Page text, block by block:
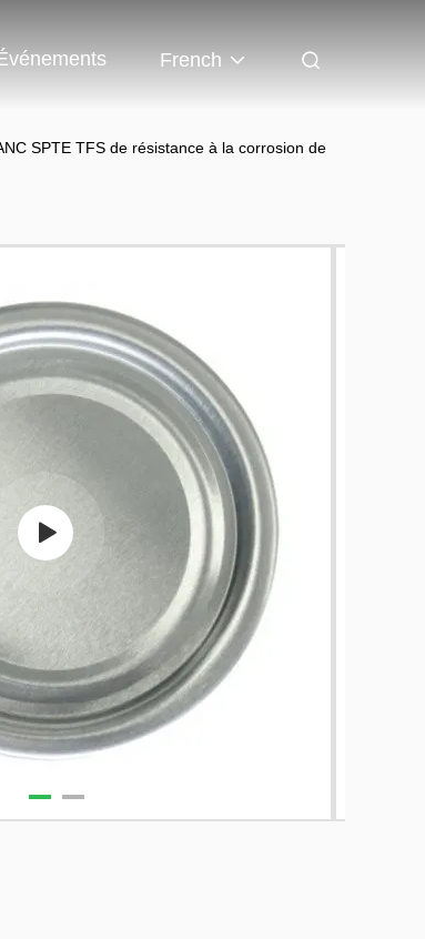
French
SPTE TFS de résistance à la corrosion de